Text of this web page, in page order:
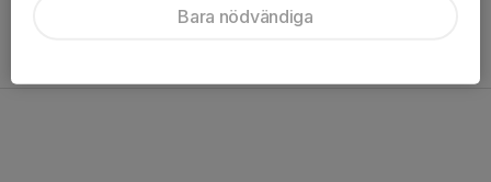
Bara nödvändiga